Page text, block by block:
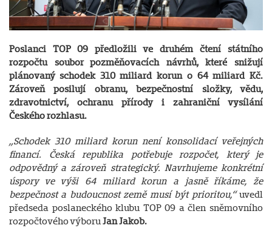
Poslanci TOP 09 předložili ve druhém čtení státního
rozpočtu soubor pozměňovacích návrhů, které snižují
plánovaný schodek 310 miliard korun o 64 miliard Kč.
Zároveň posilují obranu, bezpečnostní složky, vědu,
zdravotnictví, ochranu přírody i zahraniční vysílání
Českého rozhlasu.
„Schodek 310 miliard korun není konsolidací veřejných
financí. Česká republika potřebuje rozpočet, který je
odpovědný a zároveň strategický. Navrhujeme konkrétní
úspory ve výši 64 miliard korun a jasně říkáme, že
bezpečnost a budoucnost země musí být prioritou,“ uvedl
předseda poslaneckého klubu TOP 09 a člen sněmovního
rozpočtového výboru Jan Jakob.